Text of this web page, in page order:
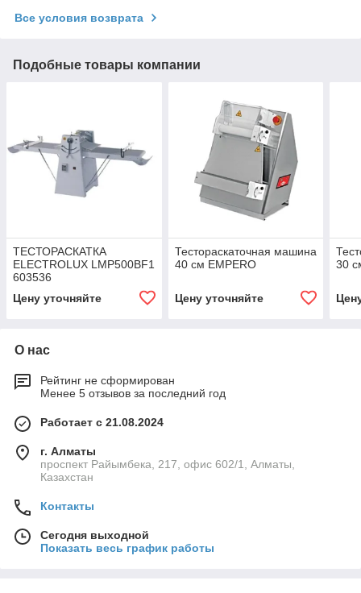
Все условия возврата
Подобные товары компании
ТЕСТОРАСКАТКА
ELECTROLUX LMP500BF1
603536
Цену уточняйте
Тестораскаточная машина
40 см EMPERO
Цену уточняйте
30
О нас
Рейтинг не сформирован
Менее 5 отзывов за последний год
Работает с 21.08.2024
г. Алматы
проспект Райымбека, 217, офис 602/1, Алматы,
Казахстан
Контакты
Сегодня выходной
Показать весь график работы